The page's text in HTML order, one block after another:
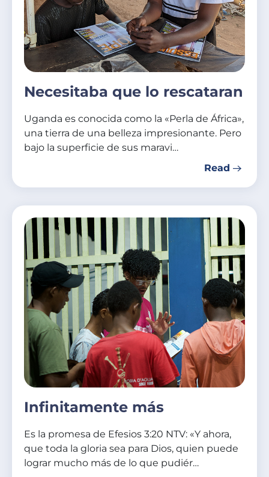
Necesitaba que lo rescataran
Uganda es conocida como la «Perla de África»,
una tierra de una belleza impresionante. Pero
bajo la superficie de sus maravi…
Read
Infinitamente más
Es la promesa de Efesios 3:20 NTV: «Y ahora,
que toda la gloria sea para Dios, quien puede
lograr mucho más de lo que pudiér…